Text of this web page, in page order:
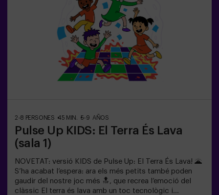
millor de tot? Som els primers a portar aquesta
experiència innovadora a Espanya. 🙌 Sent l'adrenalina i
porta la teva diversió a un nou nivell amb Pulse Up avui
mateix.Pulse Up: El Suelo es Lava - Mode Combat (per a
grups de 6 a 12 persones)La competició està a punt de
començar amb Pulse Up: El Suelo es Lava - Mode
Combat! 🔥 Divideix el teu grup de 6 a 12 persones en 2
equips, cadascun competint per aconseguir el major
nombre de punts.✅ Ideal per a plans amb amics |
adult, que comptarà com a jugador.
2-8 PERSONES 45 MIN. 5-9 AÑOS
Pulse Up KIDS: El Terra És Lava
(sala 1)
NOVETAT: versió KIDS de Pulse Up: El Terra És Lava! 🌋
S’ha acabat l’espera: ara els més petits també poden
gaudir del nostre joc més 🔝, que recrea l’emoció del
clàssic El terra és lava amb un toc tecnològic i